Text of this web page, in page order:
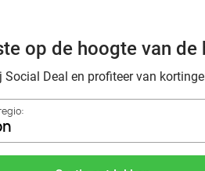
mit
op de hoogte van de
Social Deal en profiteer van